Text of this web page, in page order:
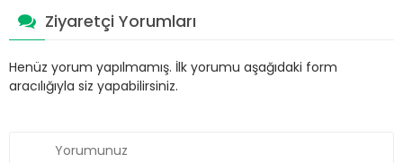
Ziyaretçi Yorumları
Henüz yorum yapılmamış. İlk yorumu aşağıdaki form
aracılığıyla siz yapabilirsiniz.